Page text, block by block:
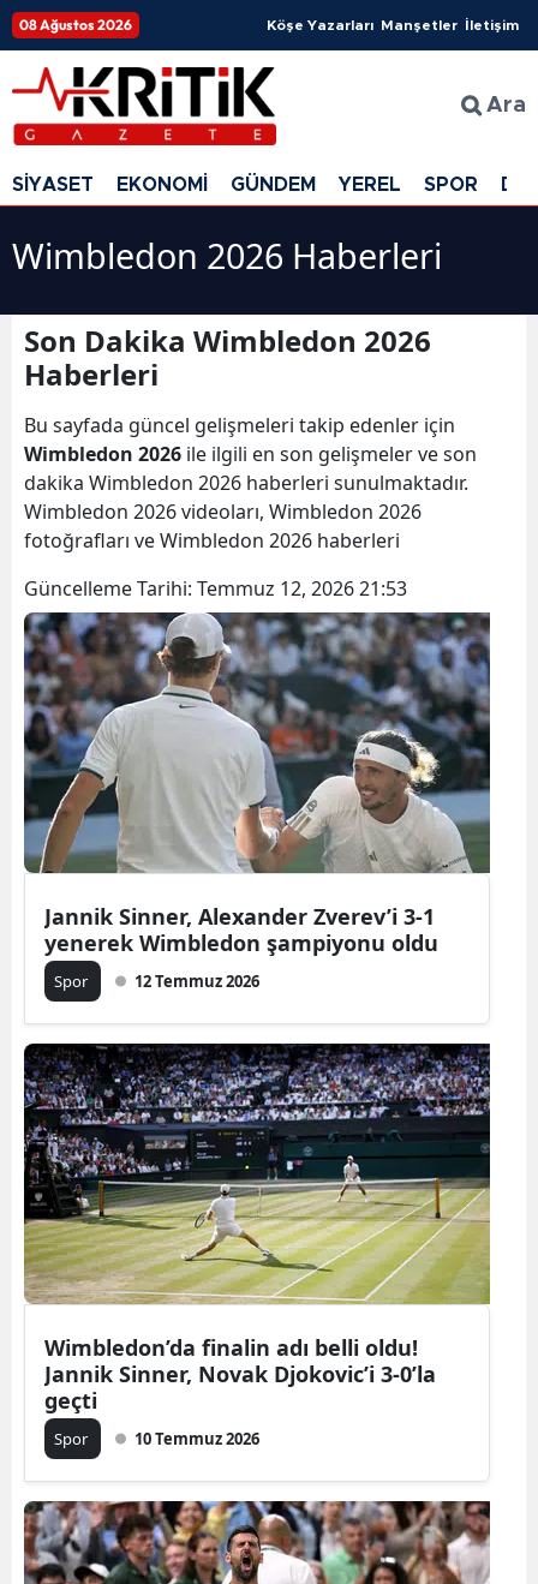
08 Ağustos 2026 Köşe Yazarları Manşetler İletişim
Ara
SİYASET EKONOMİ GÜNDEM YEREL SPOR
Wimbledon 2026 Haberleri
Son Dakika Wimbledon 2026
Haberleri
Bu sayfada güncel gelişmeleri takip edenler için
Wimbledon 2026 ile ilgili en son gelişmeler ve son
dakika Wimbledon 2026 haberleri sunulmaktadır.
Wimbledon 2026 videoları, Wimbledon 2026
fotoğrafları ve Wimbledon 2026 haberleri
Güncelleme Tarihi: Temmuz 12, 2026 21:53
Jannik Sinner, Alexander Zverev’i 3-1
yenerek Wimbledon şampiyonu oldu
Spor 12 Temmuz 2026
Wimbledon’da finalin adı belli oldu!
Jannik Sinner, Novak Djokovic’i 3-0’la
geçti
Spor 10 Temmuz 2026